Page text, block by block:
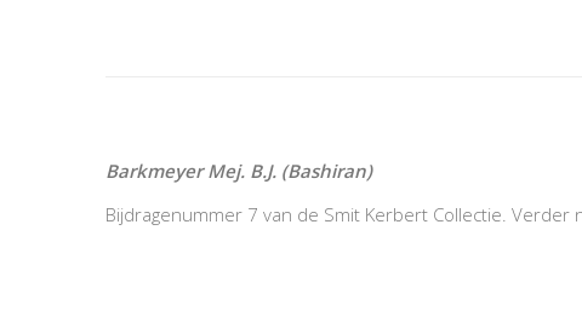
Barkmeyer Mej. B.J. (Bashiran)
Bijdragenummer 7 van de Smit Kerbert Collectie. Verder